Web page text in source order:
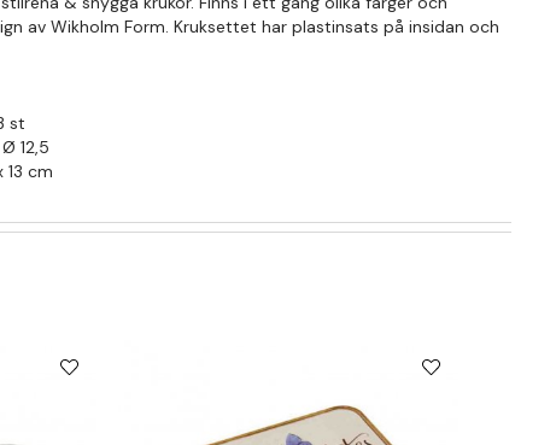
av Wikholm Form. Kruksettet har plastinsats på insidan och
st
12,5
13 cm